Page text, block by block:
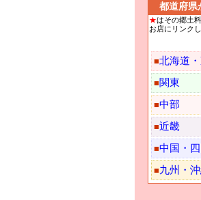
都道府県
★はその郷土
お店にリンク
■北海道
■関東
■中部
■近畿
■中国・四
■九州・